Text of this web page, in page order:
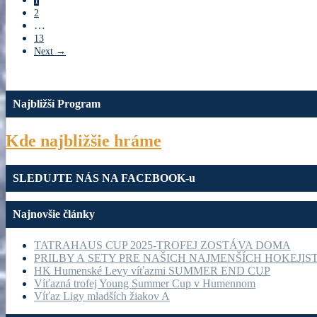
2
…
13
Next →
Najbližší Program
Kde najbližšie hráme
SLEDUJTE NÁS NA FACEBOOK-u
Najnovšie články
TATRAHAUS CUP 2025-TROFEJ ZOSTÁVA DOMA
PRILBY A SETY PRE NAŠICH NAJMENŠÍCH
HK Humenské Levy víťazmi SUMMER END CUP
Víťazná trofej Young Summer Cup v Humennom
Víťaz Ligy mladších žiakov A